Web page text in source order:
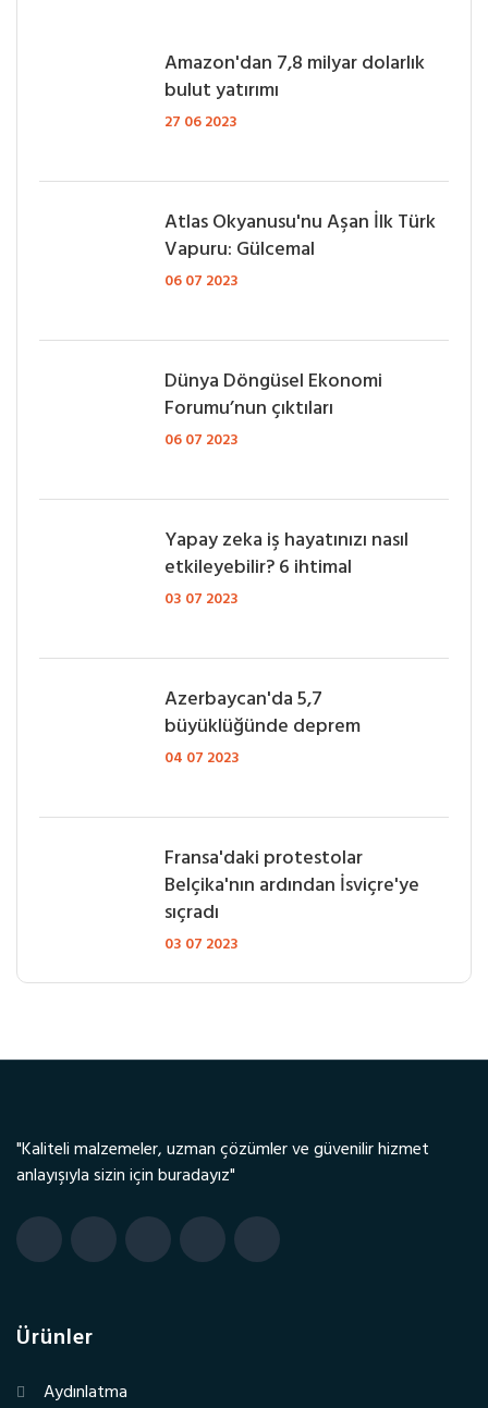
Amazon'dan 7,8 milyar dolarlık
bulut yatırımı
27 06 2023
Atlas Okyanusu'nu Aşan İlk Türk
Vapuru: Gülcemal
06 07 2023
Dünya Döngüsel Ekonomi
Forumu’nun çıktıları
06 07 2023
Yapay zeka iş hayatınızı nasıl
etkileyebilir? 6 ihtimal
03 07 2023
Azerbaycan'da 5,7
büyüklüğünde deprem
04 07 2023
Fransa'daki protestolar
Belçika'nın ardından İsviçre'ye
sıçradı
03 07 2023
"Kaliteli malzemeler, uzman çözümler ve güvenilir hizmet
anlayışıyla sizin için buradayız"
Ürünler
Aydınlatma